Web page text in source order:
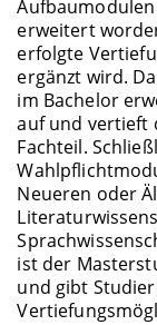
erweitert
erfolgte
ergänzt wird.
im Bachelor
auf und vertieft
Fachteil.
Neueren oder
ist der
und gibt